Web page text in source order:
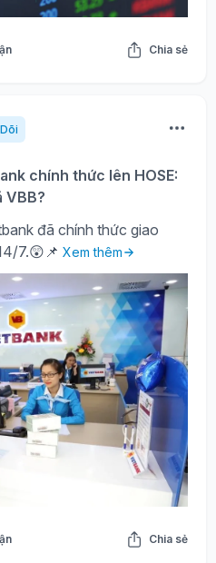
Chia sẻ
chính thức lên HOSE:
VBB?
đã chính thức giao
7.😲📌 Xem thêm
Chia sẻ